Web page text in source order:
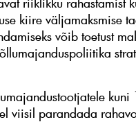
kiire väljamaksmise
võib toetust
kuni
viisil parandada